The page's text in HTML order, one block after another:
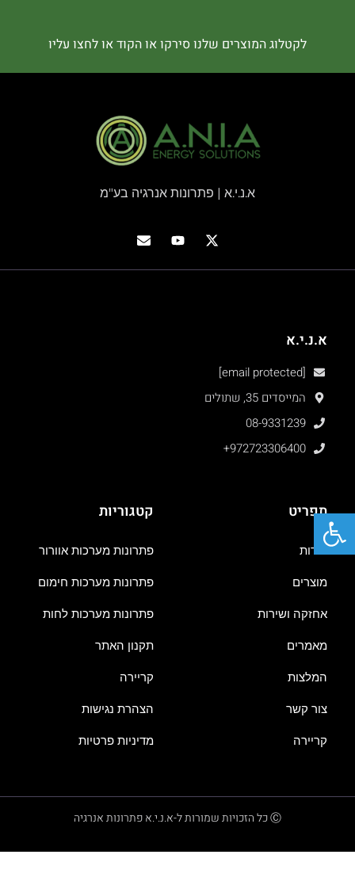
לקטלוג המוצרים שלנו סירקו או הקוד או לחצו עליו
א.נ.י.א | פתרונות אנרגיה בע"מ
א.נ.י.א
[email protected]
המייסדים 35, שתולים
08-9331239
+972723306400
תפריט
אודות
מוצרים
אחזקה ושירות
מאמרים
המלצות
צור קשר
קריירה
קטגוריות
פתרונות מערכות אוורור
פתרונות מערכות חימום
פתרונות מערכות לחות
תקנון האתר
קריירה
הצהרת נגישות
מדיניות פרטיות
Ⓒ כל הזכויות שמורות ל-א.נ.י.א פתרונות אנרגיה
פתח סרגל נגישות